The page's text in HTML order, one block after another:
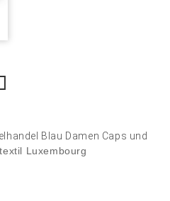
Blau Damen Caps und
Luxembourg